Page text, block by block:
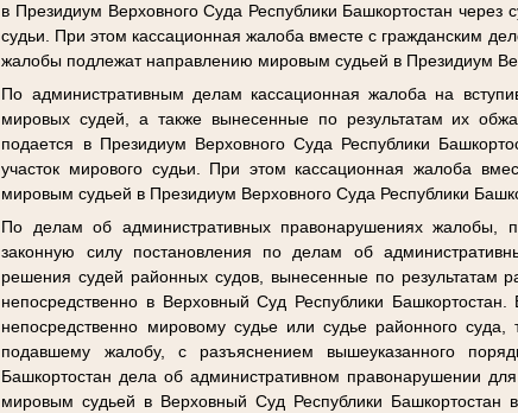
в Президиум Верховного Суда Республики Башкортостан через
судьи. При этом кассационная жалоба вместе с гражданским
жалобы подлежат направлению мировым судьей в Президиум
По административным делам кассационная жалоба на
мировых судей, а также вынесенные по результатам их
подается в Президиум Верховного Суда Республики
участок мирового судьи. При этом кассационная жалоба
мировым судьей в Президиум Верховного Суда Республики
По делам об административных правонарушениях жалобы,
законную силу постановления по делам об
решения судей районных судов, вынесенные по результатам
непосредственно в Верховный Суд Республики
непосредственно мировому судье или судье районного
подавшему жалобу, с разъяснением вышеуказанного
Башкортостан дела об административном правонарушении
мировым судьей в Верховный Суд Республики